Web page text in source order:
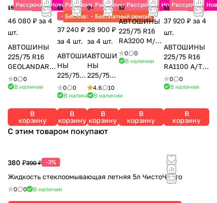
Рассрочка Новинка
15 360 ₽ -25%
46 080 ₽ за 4
шт.
АВТОШИНЫ
225/75 R16
GEOLANDAR
A/T4 G018 LT
115/112S
0
0
В наличии
В
корзину
Рассрочка
Бесплатный ремонт
11 640 ₽
-20%
37 240 ₽
за 4 шт.
АВТОШИ
НЫ
225/75
R16
MP72
TORERO
0
0
В наличии
В
корзину
Рассрочка
Бесплатный ремонт
9 630 ₽
-25%
28 900 ₽
за 4 шт.
АВТОШИ
НЫ
225/75
R16
КАМА-21
КАМА
4.6
10
В наличии
В
корзину
Рассрочка
Новинка
12 710 ₽ -20%
АВТОШИНЫ
225/75 R16
RA3200 M/T
LT WW
115/112Q
0
0
В наличии
В
корзину
Рассрочка
11 560 ₽ -18%
37 920 ₽ за 4
шт.
АВТОШИНЫ
225/75 R16
RA1100 A/T
LT 115/112R
PR10
0
0
В наличии
В
корзину
С этим товаром покупают
380 ₽390 ₽ -3%
Жидкость стеклоомывающая летняя 5л ЧистоЧисто
0 0 В наличии